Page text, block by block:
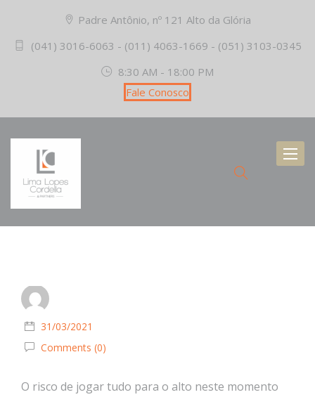
Padre Antônio, nº 121 Alto da Glória
(041) 3016-6063 - (011) 4063-1669 - (051) 3103-0345
8:30 AM - 18:00 PM
Fale Conosco
31/03/2021
Comments (0)
O risco de jogar tudo para o alto neste momento